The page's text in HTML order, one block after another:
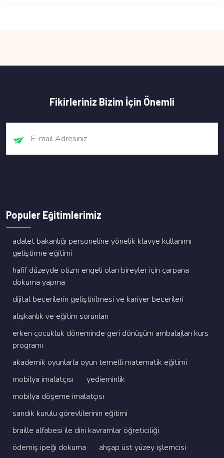
Fikirleriniz Bizim İçin Önemli
Populer Eğitimlerimiz
adalet bakanliği personeli̇ne yöneli̇k klavye kullanimi
geli̇şti̇rme eği̇ti̇mi̇
hafi̇f düzeyde oti̇zm engeli̇ olan bi̇reyler i̇çi̇n çarpana
dokuma yapma
di̇ji̇tal beceri̇leri̇n geli̇şti̇ri̇lmesi̇ ve kari̇yer beceri̇leri̇
alişkanlik ve eği̇ti̇m sorunlari
erken çocukluk dönemi̇nde geri̇ dönüşüm ambalajlari kurs
programi
akademi̇k oyunlarla oyun temelli̇ matemati̇k eği̇ti̇mi̇
mobi̇lya i̇malatçisi
yedi̇emi̇nli̇k
mobi̇lya döşeme i̇malatçisi
sandik kurulu görevli̇leri̇ni̇n eği̇ti̇mi̇
brai̇lle alfabesi̇ i̇le di̇ni̇ kavramlar öğreti̇ci̇li̇ği̇
ödemi̇ş i̇peği̇ dokuma
ahşap üst yüzey i̇şlemci̇si̇